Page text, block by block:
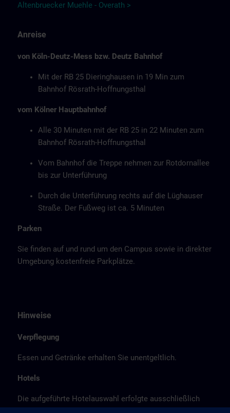
Altenbruecker Muehle - Overath >
Anreise
von Köln-Deutz-Mess bzw. Deutz Bahnhof
Mit der RB 25 Dieringhausen in 19 Min zum
Bahnhof Rösrath-Hoffnungsthal
vom Kölner Hauptbahnhof
Alle 30 Minuten mit der RB 25 in 22 Minuten zum
Bahnhof Rösrath-Hoffnungsthal
Vom Bahnhof die Treppe nehmen zur Rotdornallee
bis zur Unterführung
Durch die Unterführung rechts auf die Lüghauser
Straße. Der Fußweg ist ca. 5 Minuten
Parken
Sie finden auf und rund um den Campus sowie in direkter
Umgebung kostenfreie Parkplätze.
Hinweise
Verpflegung
Essen und Getränke erhalten Sie unentgeltlich.
Hotels
Die aufgeführte Hotelauswahl erfolgte ausschließlich